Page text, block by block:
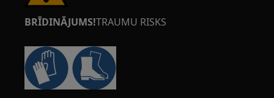
BRĪDINĀJUMS!TRAUMU RISKS